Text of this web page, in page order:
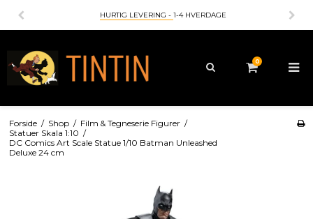
HURTIG LEVERING - 1-4 HVERDAGE
0
Forside / Shop / Film & Tegneserie Figurer /
Statuer Skala 1:10 /
DC Comics Art Scale Statue 1/10 Batman Unleashed
Deluxe 24 cm